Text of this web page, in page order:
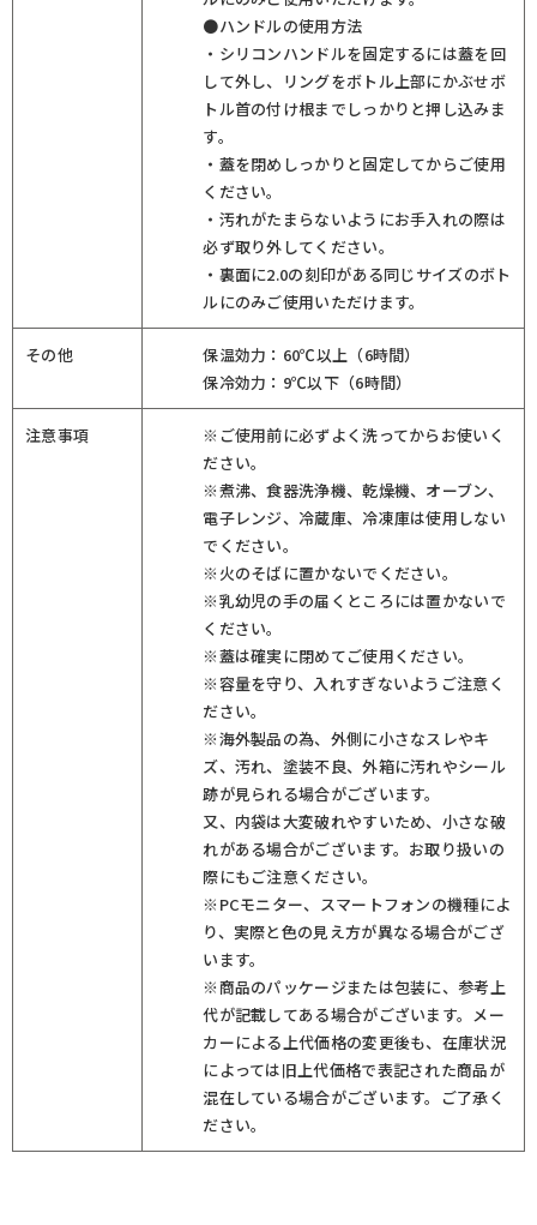
●ハンドルの使用方法
・シリコンハンドルを固定するには蓋を回
して外し、リングをボトル上部にかぶせボ
トル首の付け根までしっかりと押し込みま
す。
・蓋を閉めしっかりと固定してからご使用
ください。
・汚れがたまらないようにお手入れの際は
必ず取り外してください。
・裏面に2.0の刻印がある同じサイズのボト
ルにのみご使用いただけます。
その他
保温効力：60℃以上（6時間）
保冷効力：9℃以下（6時間）
注意事項
※ご使用前に必ずよく洗ってからお使いく
ださい。
※煮沸、食器洗浄機、乾燥機、オーブン、
電子レンジ、冷蔵庫、冷凍庫は使用しない
でください。
※火のそばに置かないでください。
※乳幼児の手の届くところには置かないで
ください。
※蓋は確実に閉めてご使用ください。
※容量を守り、入れすぎないようご注意く
ださい。
※海外製品の為、外側に小さなスレやキ
ズ、汚れ、塗装不良、外箱に汚れやシール
跡が見られる場合がございます。
又、内袋は大変破れやすいため、小さな破
れがある場合がございます。お取り扱いの
際にもご注意ください。
※PCモニター、スマートフォンの機種によ
り、実際と色の見え方が異なる場合がござ
います。
※商品のパッケージまたは包装に、参考上
代が記載してある場合がございます。メー
カーによる上代価格の変更後も、在庫状況
によっては旧上代価格で表記された商品が
混在している場合がございます。ご了承く
ださい。